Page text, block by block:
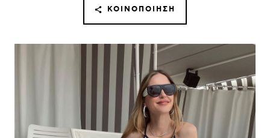
ΚΟΙΝΟΠΟΊΗΣΗ